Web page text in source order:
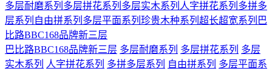
多层耐磨系列 多层拼花系列 多层实木系列 人字拼花系列 多拼多
层系列 自由拼系列 多层平面系列 珍贵木种系列 超长超宽系列 巴
比路BBC168品牌新三层
巴比路BBC168品牌新三层 多层耐磨系列 多层拼花系列 多层
实木系列 人字拼花系列 多拼多层系列 自由拼系列 多层平面系